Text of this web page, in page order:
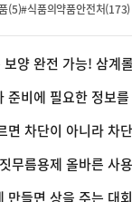
(5)#식품의약품안전처(173)
양 완전 가능! 삼계
준비에 필요한 정보
면 차단이 아니라 차
무름용제 올바른 사
만들면 상을 주는 대